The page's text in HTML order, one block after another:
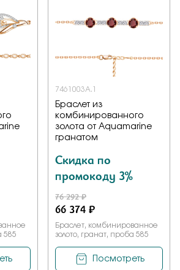
585
7461003А.1
Браслет из
комбинированного
золота от Aquamarine
гранатом
Скидка по
промокоду 3%
76 292 ₽
66 374 ₽
Браслет, комбинированное
золото, гранат, проба 585
Посмотреть
я ознакомлен и согласен с условиями